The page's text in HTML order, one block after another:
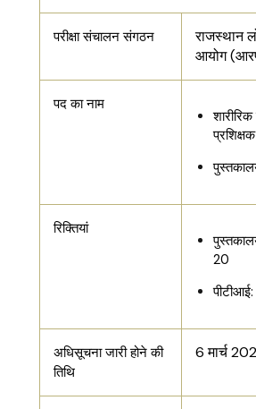
परीक्षा संचालन संगठन
राजस्थान
आयोग
पद का नाम
प्रशिक्षक
रिक्तियां
20
अधिसूचना जारी होने की
तिथि
6 मार्च